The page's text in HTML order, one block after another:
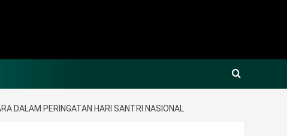
DALAM PERINGATAN HARI SANTRI NASIONAL